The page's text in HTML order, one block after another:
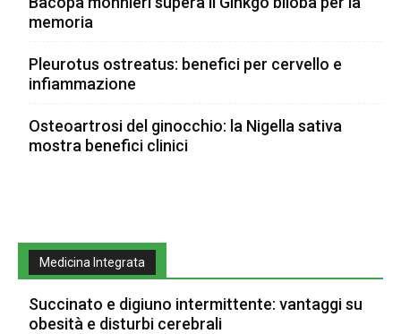
memoria
Pleurotus ostreatus: benefici per cervello e
infiammazione
Osteoartrosi del ginocchio: la Nigella sativa
mostra benefici clinici
Medicina Integrata
Succinato e digiuno intermittente: vantaggi su
obesità e disturbi cerebrali